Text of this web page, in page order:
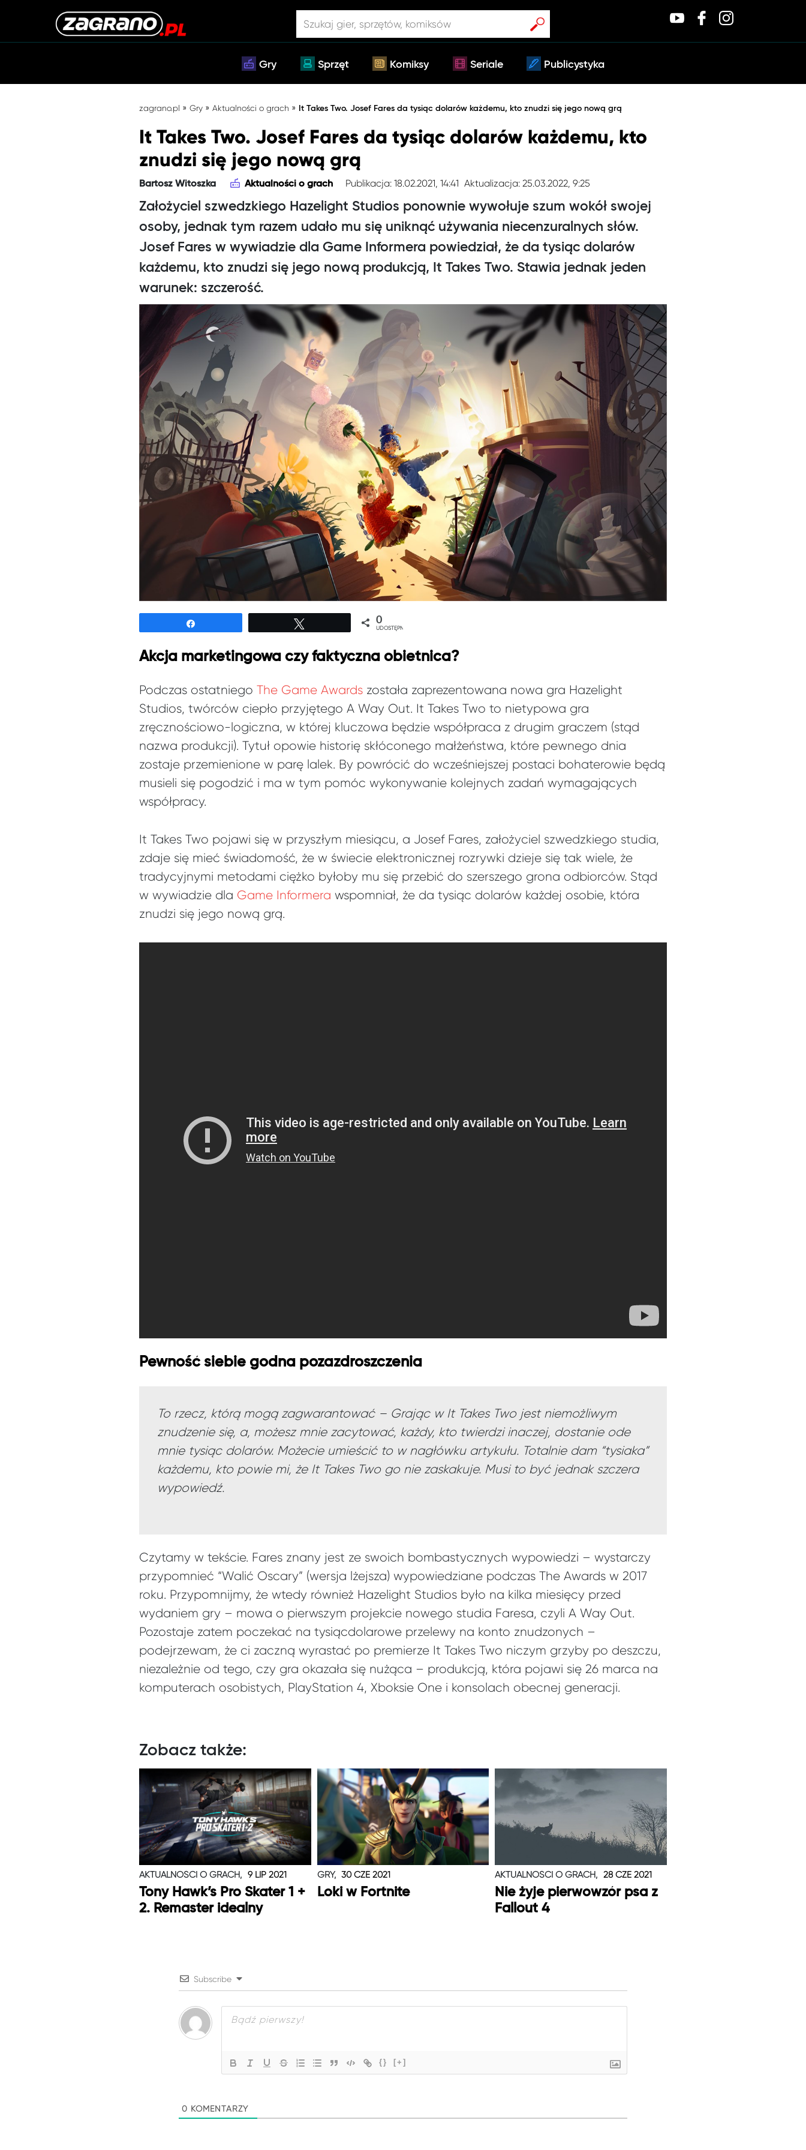
Gry Sprzęt Komiksy Seriale Publicystyka
zagrano.pl » Gry » Aktualności o grach » It Takes Two. Josef Fares da tysiąc dolarów każdemu, kto znudzi się jego nową grą
It Takes Two. Josef Fares da tysiąc dolarów każdemu, kto
znudzi się jego nową grą
Bartosz Witoszka Aktualności o grach Publikacja: 18.02.2021, 14:41 Aktualizacja: 25.03.2022, 9:25
Założyciel szwedzkiego Hazelight Studios ponownie wywołuje szum wokół swojej
osoby, jednak tym razem udało mu się uniknąć używania niecenzuralnych słów.
Josef Fares w wywiadzie dla Game Informera powiedział, że da tysiąc dolarów
każdemu, kto znudzi się jego nową produkcją, It Takes Two. Stawia jednak jeden
warunek: szczerość.
0
UDOSTĘPNIEŃ
Akcja marketingowa czy faktyczna obietnica?
Podczas ostatniego The Game Awards została zaprezentowana nowa gra Hazelight
Studios, twórców ciepło przyjętego A Way Out. It Takes Two to nietypowa gra
zręcznościowo-logiczna, w której kluczowa będzie współpraca z drugim graczem (stąd
nazwa produkcji). Tytuł opowie historię skłóconego małżeństwa, które pewnego dnia
zostaje przemienione w parę lalek. By powrócić do wcześniejszej postaci bohaterowie będą
musieli się pogodzić i ma w tym pomóc wykonywanie kolejnych zadań wymagających
współpracy.
It Takes Two pojawi się w przyszłym miesiącu, a Josef Fares, założyciel szwedzkiego studia,
zdaje się mieć świadomość, że w świecie elektronicznej rozrywki dzieje się tak wiele, że
tradycyjnymi metodami ciężko byłoby mu się przebić do szerszego grona odbiorców. Stąd
w wywiadzie dla Game Informera wspomniał, że da tysiąc dolarów każdej osobie, która
znudzi się jego nową grą.
Pewność siebie godna pozazdroszczenia
To rzecz, którą mogą zagwarantować – Grając w It Takes Two jest niemożliwym
znudzenie się, a, możesz mnie zacytować, każdy, kto twierdzi inaczej, dostanie ode
mnie tysiąc dolarów. Możecie umieścić to w nagłówku artykułu. Totalnie dam “tysiaka”
każdemu, kto powie mi, że It Takes Two go nie zaskakuje. Musi to być jednak szczera
wypowiedź.
Czytamy w tekście. Fares znany jest ze swoich bombastycznych wypowiedzi – wystarczy
przypomnieć “Walić Oscary” (wersja lżejsza) wypowiedziane podczas The Awards w 2017
roku. Przypomnijmy, że wtedy również Hazelight Studios było na kilka miesięcy przed
wydaniem gry – mowa o pierwszym projekcie nowego studia Faresa, czyli A Way Out.
Pozostaje zatem poczekać na tysiącdolarowe przelewy na konto znudzonych –
podejrzewam, że ci zaczną wyrastać po premierze It Takes Two niczym grzyby po deszczu,
niezależnie od tego, czy gra okazała się nużąca – produkcją, która pojawi się 26 marca na
komputerach osobistych, PlayStation 4, Xboksie One i konsolach obecnej generacji.
Zobacz także:
AKTUALNOŚCI O GRACH, 9 LIP 2021
Tony Hawk’s Pro Skater 1 +
2. Remaster idealny
GRY, 30 CZE 2021
Loki w Fortnite
AKTUALNOŚCI O GRACH, 28 CZE 2021
Nie żyje pierwowzór psa z
Fallout 4
Subscribe
{} [+]
0 KOMENTARZY